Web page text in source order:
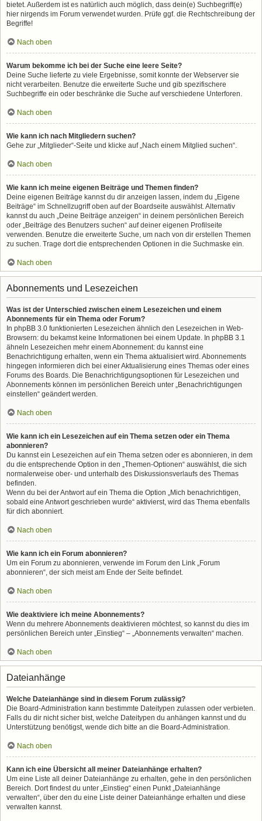
bietet. Außerdem ist es natürlich auch möglich, dass dein(e) Suchbegriff(e)
hier nirgends im Forum verwendet wurden. Prüfe ggf. die Rechtschreibung der
Begriffe!
Nach oben
Warum bekomme ich bei der Suche eine leere Seite?
Deine Suche lieferte zu viele Ergebnisse, somit konnte der Webserver sie
nicht verarbeiten. Benutze die erweiterte Suche und gib spezifischere
Suchbegriffe ein oder beschränke die Suche auf verschiedene Unterforen.
Nach oben
Wie kann ich nach Mitgliedern suchen?
Gehe zur „Mitglieder“-Seite und klicke auf „Nach einem Mitglied suchen“.
Nach oben
Wie kann ich meine eigenen Beiträge und Themen finden?
Deine eigenen Beiträge kannst du dir anzeigen lassen, indem du „Eigene
Beiträge“ im Schnellzugriff oben auf der Boardseite auswählst. Alternativ
kannst du auch „Deine Beiträge anzeigen“ in deinem persönlichen Bereich
oder „Beiträge des Benutzers suchen“ auf deiner eigenen Profilseite
verwenden. Benutze die erweiterte Suche, um nach von dir erstellen Themen
zu suchen. Trage dort die entsprechenden Optionen in die Suchmaske ein.
Nach oben
Abonnements und Lesezeichen
Was ist der Unterschied zwischen einem Lesezeichen und einem
Abonnements für ein Thema oder Forum?
In phpBB 3.0 funktionierten Lesezeichen ähnlich den Lesezeichen in Web-
Browsern: du bekamst keine Informationen bei einem Update. In phpBB 3.1
ähneln Lesezeichen mehr einem Abonnement: du kannst eine
Benachrichtigung erhalten, wenn ein Thema aktualisiert wird. Abonnements
hingegen informieren dich bei einer Aktualisierung eines Themas oder eines
Forums des Boards. Die Benachrichtigungsoptionen für Lesezeichen und
Abonnements können im persönlichen Bereich unter „Benachrichtigungen
einstellen“ geändert werden.
Nach oben
Wie kann ich ein Lesezeichen auf ein Thema setzen oder ein Thema
abonnieren?
Du kannst ein Lesezeichen auf ein Thema setzen oder es abonnieren, in dem
du die entsprechende Option in den „Themen-Optionen“ auswählst, die sich
normalerweise ober- und unterhalb des Diskussionsverlaufs des Themas
befinden.
Wenn du bei der Antwort auf ein Thema die Option „Mich benachrichtigen,
sobald eine Antwort geschrieben wurde“ aktivierst, wird das Thema ebenfalls
für dich abonniert.
Nach oben
Wie kann ich ein Forum abonnieren?
Um ein Forum zu abonnieren, verwende im Forum den Link „Forum
abonnieren“, der sich meist am Ende der Seite befindet.
Nach oben
Wie deaktiviere ich meine Abonnements?
Wenn du mehrere Abonnements deaktivieren möchtest, so kannst du dies im
persönlichen Bereich unter „Einstieg“ – „Abonnements verwalten“ machen.
Nach oben
Dateianhänge
Welche Dateianhänge sind in diesem Forum zulässig?
Die Board-Administration kann bestimmte Dateitypen zulassen oder verbieten.
Falls du dir nicht sicher bist, welche Dateitypen du anhängen kannst und du
Unterstützung benötigst, wende dich bitte an die Board-Administration.
Nach oben
Kann ich eine Übersicht all meiner Dateianhänge erhalten?
Um eine Liste all deiner Dateianhänge zu erhalten, gehe in den persönlichen
Bereich. Dort findest du unter „Einstieg“ einen Punkt „Dateianhänge
verwalten“, über den du eine Liste deiner Dateianhänge erhalten und diese
verwalten kannst.